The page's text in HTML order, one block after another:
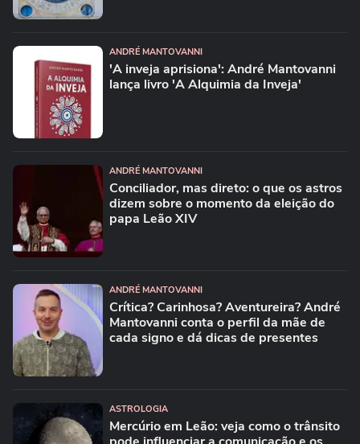
ANDRÉ MANTOVANNI
'A inveja aprisiona': André Mantovanni
lança livro 'A Alquimia da Inveja'
ANDRÉ MANTOVANNI
Conciliador, mas direto: o que os astros
dizem sobre o momento da eleição do
papa Leão XIV
ANDRÉ MANTOVANNI
Crítica? Carinhosa? Aventureira? André
Mantovanni conta o perfil da mãe de
cada signo e dá dicas de presentes
ASTROLOGIA
Mercúrio em Leão: veja como o trânsito